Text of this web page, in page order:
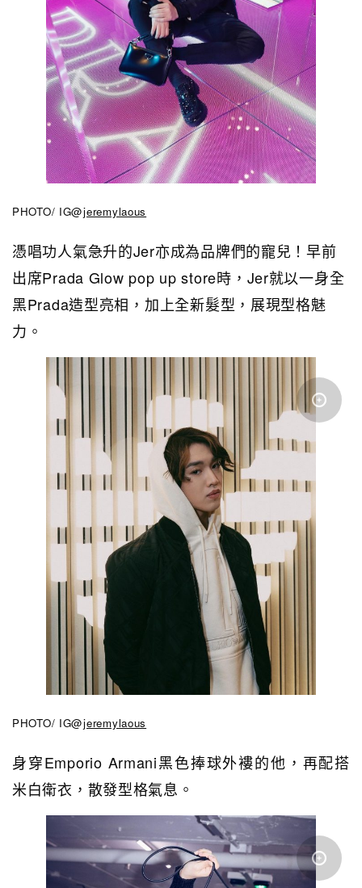
PHOTO/ IG@jeremylaous
憑唱功人氣急升的Jer亦成為品牌們的寵兒！早前
出席Prada Glow pop up store時，Jer就以一身全
黑Prada造型亮相，加上全新髮型，展現型格魅
力。
PHOTO/ IG@jeremylaous
身穿Emporio Armani黑色捧球外褸的他，再配搭
米白衛衣，散發型格氣息。